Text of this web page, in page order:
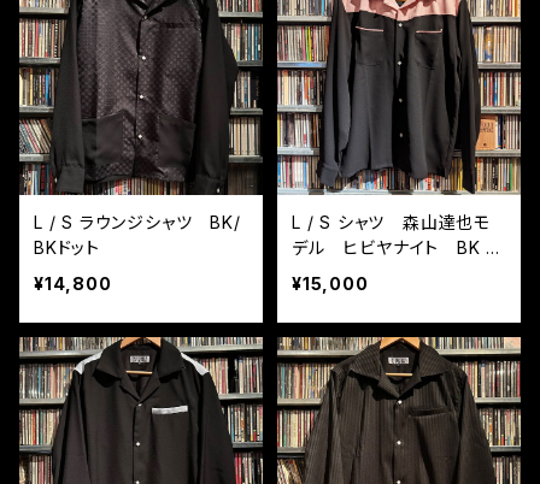
L / S ラウンジシャツ BK/
BKドット
¥14,800
L / S シャツ 森山達也モ
デル ヒビヤナイト BK /
PK
¥15,000